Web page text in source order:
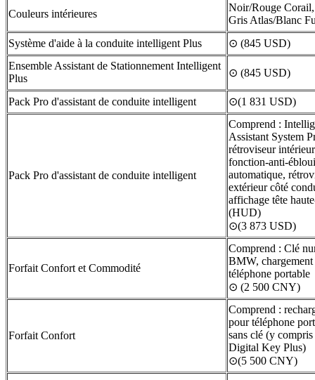
Couleurs intérieures
Noir/Rouge
Gris Atlas/Blanc
Système d'aide à la conduite intelligent Plus
⊙ (845 USD)
Ensemble Assistant de Stationnement Intelligent
Plus
⊙ (845 USD)
Pack Pro d'assistant de conduite intelligent ⊙(1 831 USD)
Pack Pro d'assistant de conduite intelligent
Comprend :
Assistant System
rétroviseur
fonction-anti-
automatique,
extérieur côté
affichage tête
(HUD)
⊙(3 873 USD)
Forfait Confort et Commodité
Comprend : Clé
BMW,
téléphone portable
⊙ (2 500 CNY)
Forfait Confort
Comprend :
pour téléphone
sans clé (y
Digital Key Plus)
⊙(5 500 CNY)